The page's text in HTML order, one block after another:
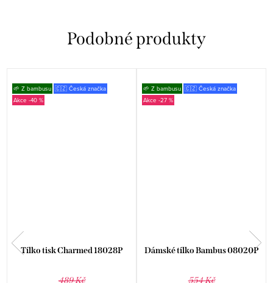
🌱 Z bambusu 🇨🇿 Česká značka
-40 %
Tílko tisk Charmed 18028P
489 Kč
🌱 Z bambusu 🇨🇿 Česká značka
-27 %
Dámské tílko Bambus 08020P
554 Kč